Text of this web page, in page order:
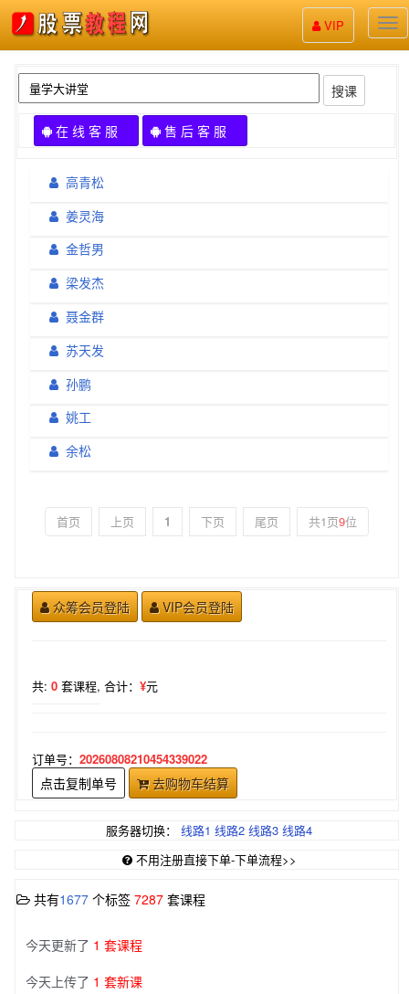
股
票
VIP
搜课
在 线 客 服 售 后 客 服
高青松
姜灵海
金哲男
梁发杰
聂金群
苏天发
孙鹏
姚工
余松
首页 上页 1 下页 尾页 共1页9位
众筹会员登陆 VIP会员登陆
共: 0 套课程, 合计： ¥元
订单号： 20260808210454339022
点击复制单号 去购物车结算
服务器切换： 线路1 线路2 线路3 线路4
不用注册直接下单-下单流程>>
共有1677 个标签 7287 套课程
今天更新了 1 套课程
今天上传了 1 套新课